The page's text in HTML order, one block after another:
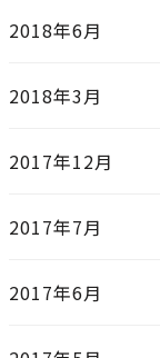
2018年6月
2018年3月
2017年12月
2017年7月
2017年6月